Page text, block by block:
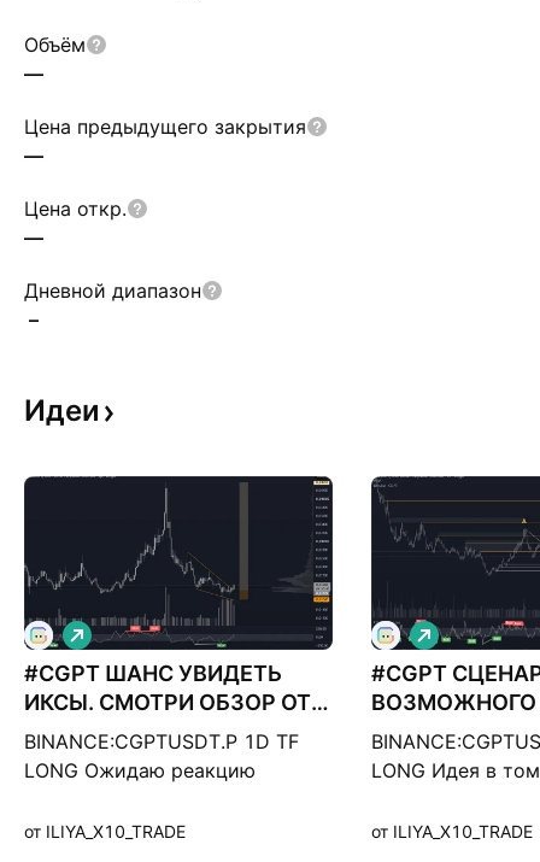
Объём
—
Цена предыдущего закрытия
—
Цена откр.
—
Дневной диапазон
–
Идеи
#CGPT ШАНС УВИДЕТЬ
ИКСЫ. СМОТРИ ОБЗОР ОТ
3.07.27
BINANCE:CGPTUSDT.P 1D TF
LONG Ожидаю реакцию
текущих уровней Сделка для
Д
л
и
н
н
а
я
от ILIYA_X10_TRADE
#CGPT
ВОЗМОЖНОГО
СМОТРИ
LONG Идея в
прошлому
Д
л
и
н
н
а
я
от ILIYA_X10_TRADE